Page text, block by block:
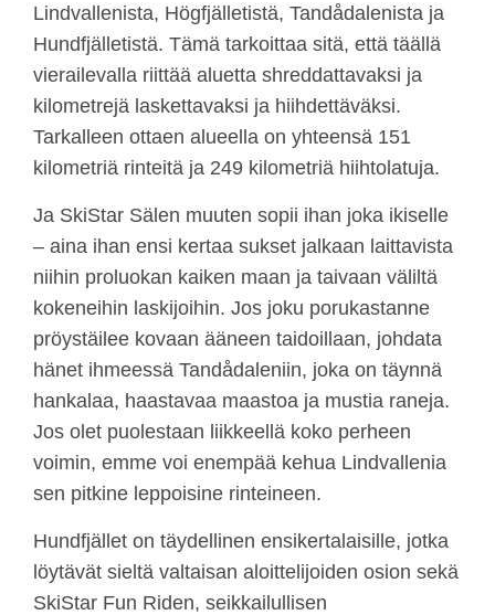
Lindvallenista, Högfjälletistä, Tandådalenista ja
Hundfjälletistä. Tämä tarkoittaa sitä, että täällä
vierailevalla riittää aluetta shreddattavaksi ja
kilometrejä laskettavaksi ja hiihdettäväksi.
Tarkalleen ottaen alueella on yhteensä 151
kilometriä rinteitä ja 249 kilometriä hiihtolatuja.
Ja SkiStar Sälen muuten sopii ihan joka ikiselle
– aina ihan ensi kertaa sukset jalkaan laittavista
niihin proluokan kaiken maan ja taivaan väliltä
kokeneihin laskijoihin. Jos joku porukastanne
pröystäilee kovaan ääneen taidoillaan, johdata
hänet ihmeessä Tandådaleniin, joka on täynnä
hankalaa, haastavaa maastoa ja mustia raneja.
Jos olet puolestaan liikkeellä koko perheen
voimin, emme voi enempää kehua Lindvallenia
sen pitkine leppoisine rinteineen.
Hundfjället on täydellinen ensikertalaisille, jotka
löytävät sieltä valtaisan aloittelijoiden osion sekä
SkiStar Fun Riden, seikkailullisen